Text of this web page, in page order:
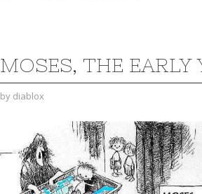
MOSES, THE EARLY
by diablox